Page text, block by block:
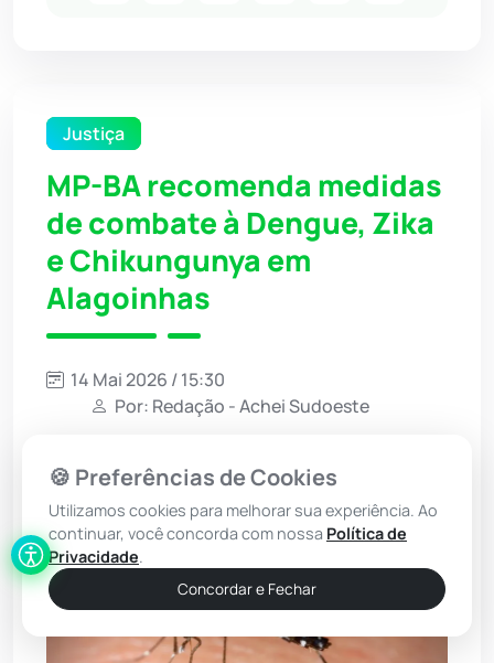
Justiça
MP-BA recomenda medidas
de combate à Dengue, Zika
e Chikungunya em
Alagoinhas
14 Mai 2026 / 15:30
Por: Redação - Achei Sudoeste
Ouvir Notícia
Narração automática (IA)
🍪 Preferências de Cookies
Utilizamos cookies para melhorar sua experiência. Ao
continuar, você concorda com nossa Política de
Privacidade.
Concordar e Fechar